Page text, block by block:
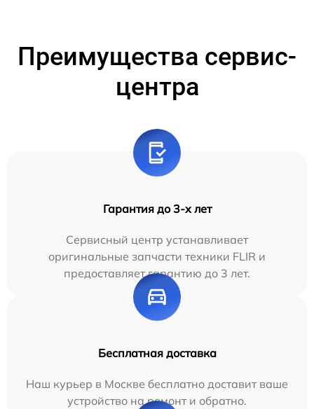
Преимущества сервис-
центра
Гарантия до 3-х лет
Сервисный центр устанавливает
оригинальные запчасти техники FLIR и
предоставляет гарантию до 3 лет.
Бесплатная доставка
Наш курьер в Москве бесплатно доставит ваше
устройство на ремонт и обратно.